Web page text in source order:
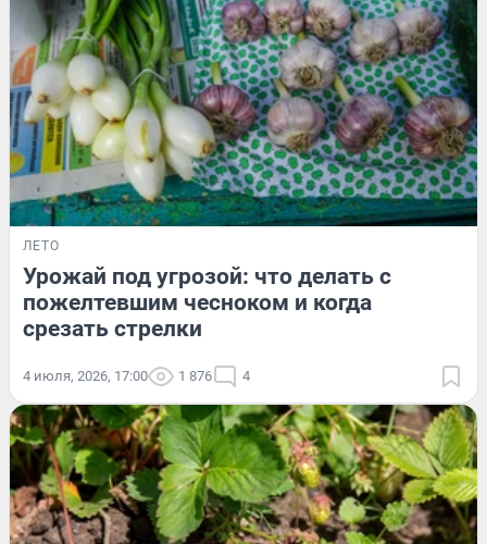
ЛЕТО
Урожай под угрозой: что делать с
пожелтевшим чесноком и когда
срезать стрелки
4 июля, 2026, 17:00 1 876 4